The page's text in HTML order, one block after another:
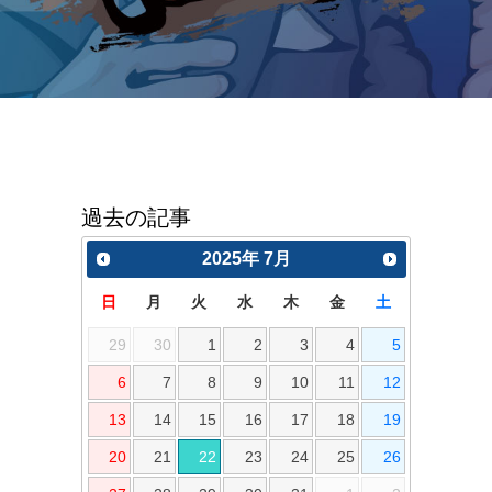
過去の記事
2025年 7月
日 月 火 水 木 金 土
29 30 1 2 3 4 5
6 7 8 9 10 11 12
13 14 15 16 17 18 19
20 21 22 23 24 25 26